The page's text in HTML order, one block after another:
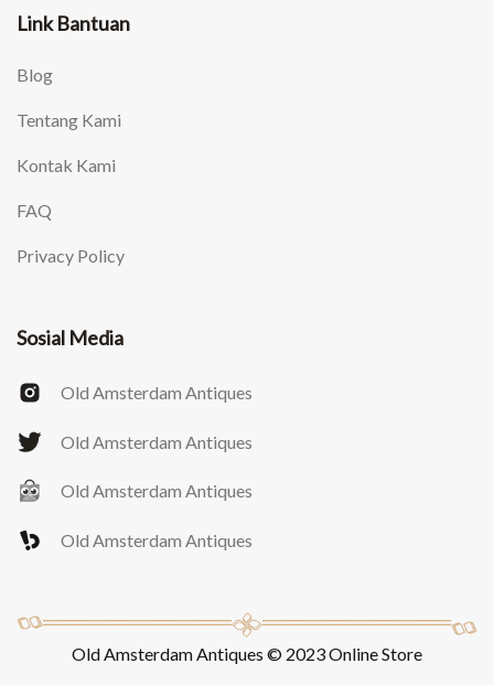
Link Bantuan
Blog
Tentang Kami
Kontak Kami
FAQ
Privacy Policy
Sosial Media
Old Amsterdam Antiques
Old Amsterdam Antiques
Old Amsterdam Antiques
Old Amsterdam Antiques
Old Amsterdam Antiques © 2023 Online Store